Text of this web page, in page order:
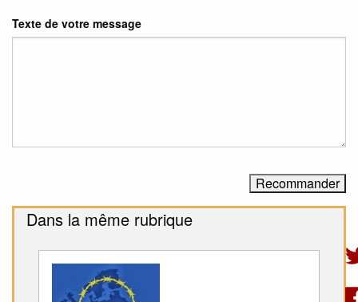
Texte de votre message
Dans la même rubrique